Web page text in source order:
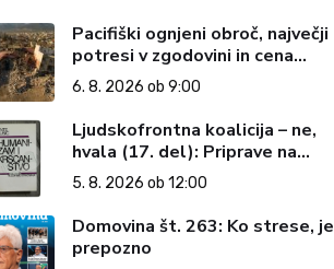
Pacifiški ognjeni obroč, največji
potresi v zgodovini in cena
pozabe
6. 8. 2026 ob 9:00
Ljudskofrontna koalicija – ne,
hvala (17. del): Priprave na
sestop z oblasti – dvorska
opozicija 6: Gramsci na delu:
Revija 2000 in revolucionarna
izvotlitev krščanstva
5. 8. 2026 ob 12:00
Domovina št. 263: Ko strese, je
prepozno